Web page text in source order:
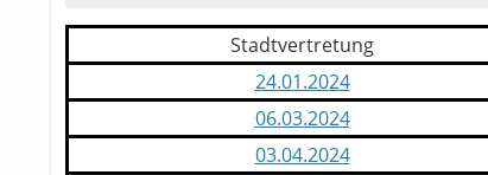
Stadtvertretung
24.01.2024
06.03.2024
03.04.2024